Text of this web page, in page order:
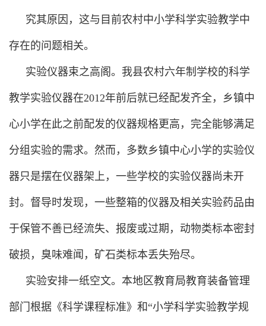
究其原因，这与目前农村中小学科学实验教学中
存在的问题相关。
实验仪器束之高阁。我县农村六年制学校的科学
教学实验仪器在2012年前后就已经配发齐全，乡镇中
心小学在此之前配发的仪器规格更高，完全能够满足
分组实验的需求。然而，多数乡镇中心小学的实验仪
器只是摆在仪器架上，一些学校的实验仪器尚未开
封。督导时发现，一些整箱的仪器及相关实验药品由
于保管不善已经流失、报废或过期，动物类标本密封
破损，臭味难闻，矿石类标本丢失殆尽。
实验安排一纸空文。本地区教育局教育装备管理
部门根据《科学课程标准》和“小学科学实验教学规